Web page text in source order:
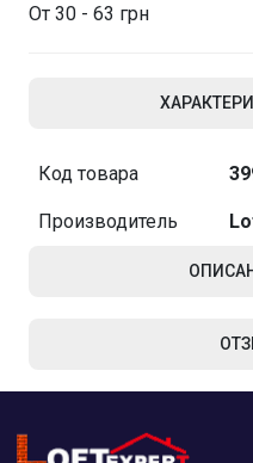
От 30 - 63 грн
Код товара
Производитель